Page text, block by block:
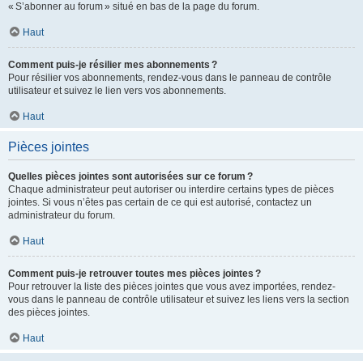
« S’abonner au forum » situé en bas de la page du forum.
Haut
Comment puis-je résilier mes abonnements ?
Pour résilier vos abonnements, rendez-vous dans le panneau de contrôle
utilisateur et suivez le lien vers vos abonnements.
Haut
Pièces jointes
Quelles pièces jointes sont autorisées sur ce forum ?
Chaque administrateur peut autoriser ou interdire certains types de pièces
jointes. Si vous n’êtes pas certain de ce qui est autorisé, contactez un
administrateur du forum.
Haut
Comment puis-je retrouver toutes mes pièces jointes ?
Pour retrouver la liste des pièces jointes que vous avez importées, rendez-
vous dans le panneau de contrôle utilisateur et suivez les liens vers la section
des pièces jointes.
Haut